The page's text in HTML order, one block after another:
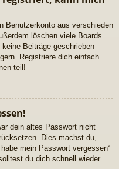
Benutzerkonto aus verschieden
löschen viele Boards
Beiträge geschrieben
Registriere dich einfach
teil!
dein altes Passwort nicht
Dies machst du,
mein Passwort vergessen“
du dich schnell wieder